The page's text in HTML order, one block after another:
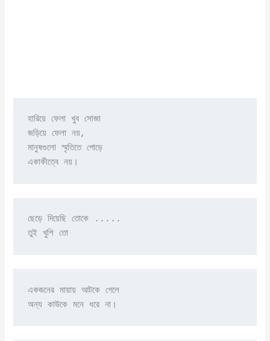
হারিয়ে ফেলা খুব সোজা
জড়িয়ে ফেলা নয়,
মানুষগুলো স্মৃতিতে পোড়ে
ছেড়ে দিয়েছি তোকে .....
তুই খুশি তো
একজনের মায়ায় আটকে গেলে
অন্য কাউকে মনে ধরে না।